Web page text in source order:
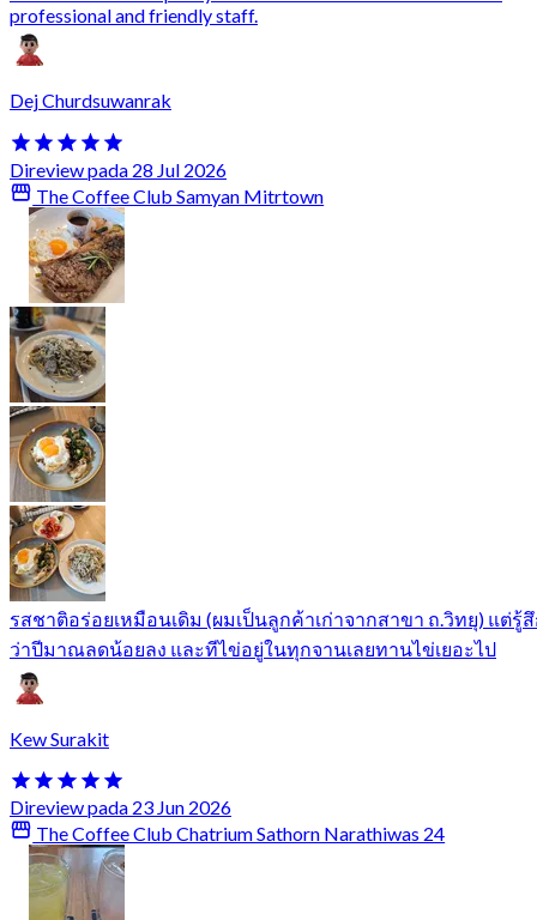
professional and friendly staff.
Dej Churdsuwanrak
Direview pada 28 Jul 2026
The Coffee Club Samyan Mitrtown
รสชาติอร่อยเหมือนเดิม (ผมเป็นลูกค้าเก่าจากสาขา ถ.วิทยุ) แต่รู้
ว่าปีมาณลดน้อยลง และทีไข่อยู่ในทุกจานเลยทานไข่เยอะไป
Kew Surakit
Direview pada 23 Jun 2026
The Coffee Club Chatrium Sathorn Narathiwas 24